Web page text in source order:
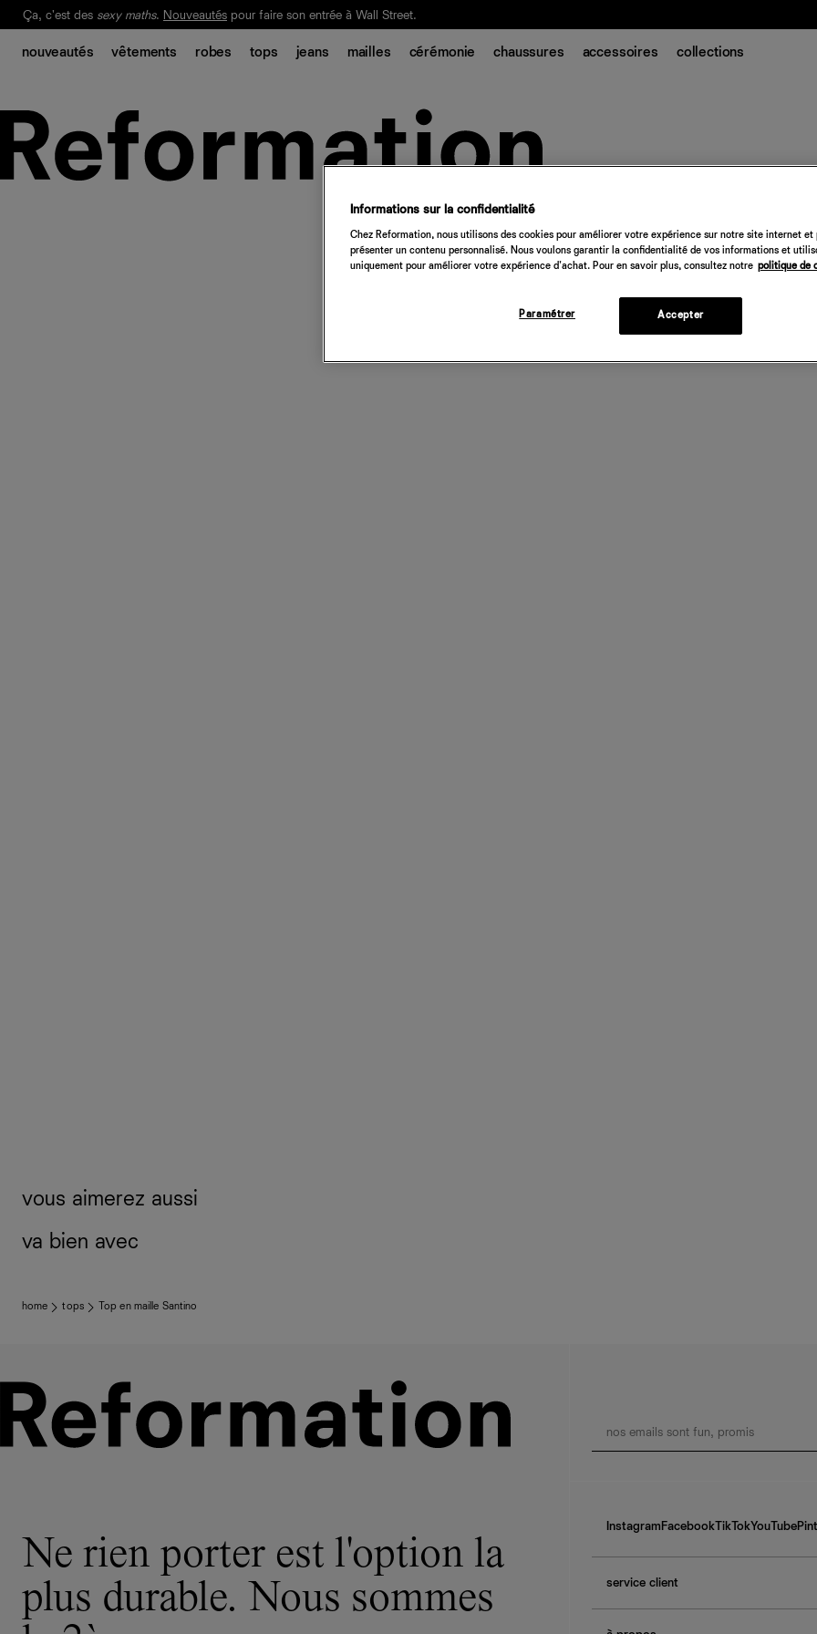
Notre Bilan Responsable 2025 est ici. Lisez-le
Ça, c'est des sexy maths. Nouveautés pour faire son entrée à Wall Street.
nouveautés vêtements robes tops jeans mailles cérémonie chaussures accessoires collections
vous aimerez aussi
va bien avec
home tops Top en maille Santino
Ne rien porter est l'option la
plus durable. Nous sommes
Instagram FacebookTikTokYouTube
service client
Informations sur la confidentialité
Chez Reformation, nous utilisons des cookies pour améliorer votre expérience sur notre site internet et
présenter un contenu personnalisé. Nous voulons garantir la confidentialité de vos informations et
uniquement pour améliorer votre expérience d'achat. Pour en savoir plus, consultez notre politique de
Paramétrer Accepter